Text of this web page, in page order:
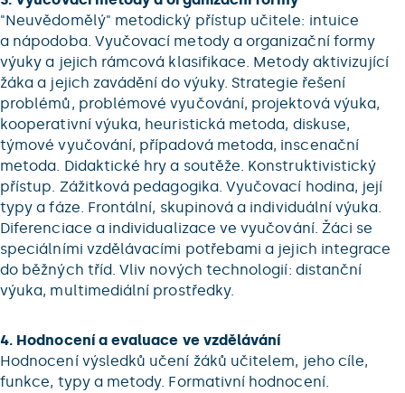
"Neuvědomělý" metodický přístup učitele: intuice
a nápodoba. Vyučovací metody a organizační formy
výuky a jejich rámcová klasifikace. Metody aktivizující
žáka a jejich zavádění do výuky. Strategie řešení
problémů, problémové vyučování, projektová výuka,
kooperativní výuka, heuristická metoda, diskuse,
týmové vyučování, případová metoda, inscenační
metoda. Didaktické hry a soutěže. Konstruktivistický
přístup. Zážitková pedagogika. Vyučovací hodina, její
typy a fáze. Frontální, skupinová a individuální výuka.
Diferenciace a individualizace ve vyučování. Žáci se
speciálními vzdělávacími potřebami a jejich integrace
do běžných tříd. Vliv nových technologií: distanční
výuka, multimediální prostředky.
4. Hodnocení a evaluace ve vzdělávání
Hodnocení výsledků učení žáků učitelem, jeho cíle,
funkce, typy a metody. Formativní hodnocení.